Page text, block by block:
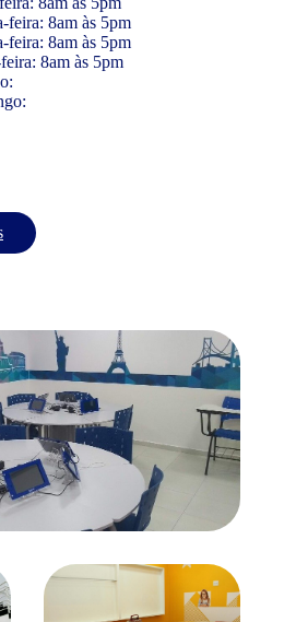
feira: 8am às 5pm
feira: 8am às 5pm
8am às 5pm